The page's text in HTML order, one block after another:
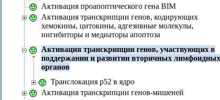
Активация проапоптического гена BIM
Активация транскрипции генов, кодирующих
хемокины, цитокины, адгезивные молекулы,
ингибиторы и медиаторы апоптоза
Активация транскрипции генов, участвующих в
поддержании и развитии вторичных лимфоидных
органов
Транслокация p52 в ядро
Активация транскрипции генов-мишеней